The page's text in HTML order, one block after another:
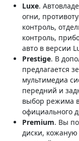
Luxe.
огни,
контроль,
контроль,
авто в версии
Prestige. В
предлагается
мультимедиа
передний и
выбор режима
официального
Premium. Вы
диски, кожаную